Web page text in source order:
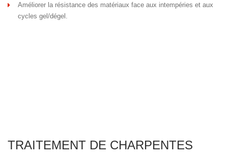
Améliorer la résistance des matériaux face aux intempéries et aux
cycles gel/dégel.
TRAITEMENT DE CHARPENTES